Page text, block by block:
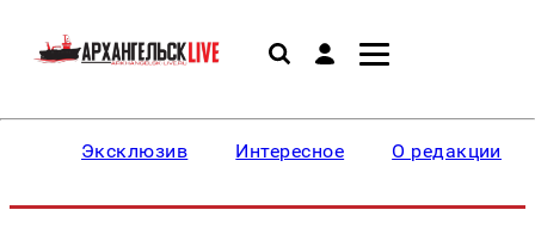
Эксклюзив Интересное О редакции